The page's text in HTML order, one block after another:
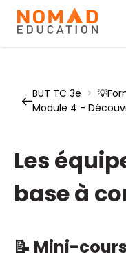
BUT TC 3e >
Module 4 -
Les
base à
📝 Mini-cours